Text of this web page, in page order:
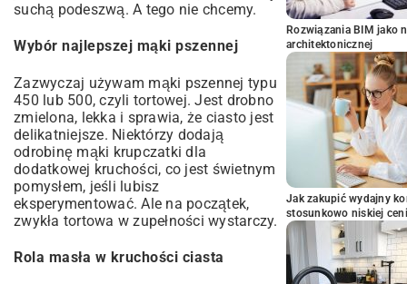
suchą podeszwą. A tego nie chcemy.
Wybór najlepszej mąki pszennej
Zazwyczaj używam mąki pszennej typu
450 lub 500, czyli tortowej. Jest drobno
zmielona, lekka i sprawia, że ciasto jest
delikatniejsze. Niektórzy dodają
odrobinę mąki krupczatki dla
dodatkowej kruchości, co jest świetnym
pomysłem, jeśli lubisz
eksperymentować. Ale na początek,
zwykła tortowa w zupełności wystarczy.
Rola masła w kruchości ciasta
Rozwiązania BIM jako
architektonicznej
Jak zakupić wydajny
stosunkowo niskiej